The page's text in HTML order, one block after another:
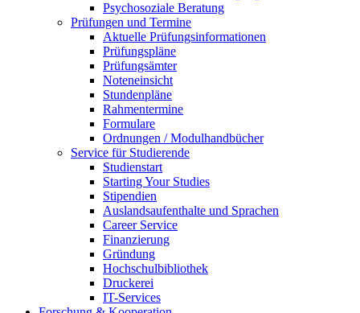
Psychosoziale Beratung
Prüfungen und Termine
Aktuelle Prüfungsinformationen
Prüfungspläne
Prüfungsämter
Noteneinsicht
Stundenpläne
Rahmentermine
Formulare
Ordnungen / Modulhandbücher
Service für Studierende
Studienstart
Starting Your Studies
Stipendien
Auslandsaufenthalte und Sprachen
Career Service
Finanzierung
Gründung
Hochschulbibliothek
Druckerei
IT-Services